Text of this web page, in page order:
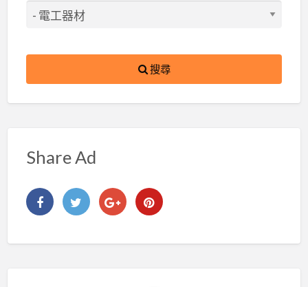
搜尋
Share Ad